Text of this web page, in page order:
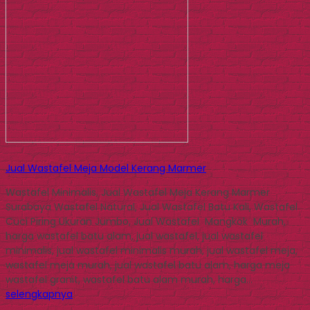
Jual Wastafel Meja Model Kerang Marmer
Wastafel Minimalis, Jual Wastafel Meja Kerang Marmer
Surabaya Wastafel Natural, Jual Wastafel Batu Kali, Wastafel
Cuci Piring Ukuran Jumbo, Jual Wastafel Mangkok Murah,
harga wastafel batu alam, jual wastafel, jual wastafel
minimalis, jual wastafel minimalis murah, jual wastafel meja,
wastafel meja murah, jual wastafel batu alam, harga meja
wastafel granit, wastafel batu alam murah, harga…
selengkapnya